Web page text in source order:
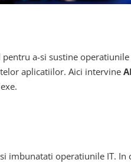
a-si sustine
aplicatiilor. Aici intervine
operatiunile IT. In